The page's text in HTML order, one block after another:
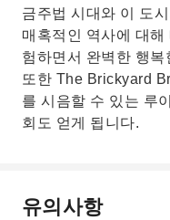
금주법 시대와 이 도
매혹적인 역사에 대
험하면서 완벽한 행
또한 The Brickyard
를 시음할 수 있는 루
회도 얻게 됩니다.
유의사항